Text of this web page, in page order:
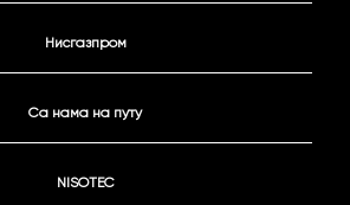
Нисгазпром
Са нама на путу
NISOTEC